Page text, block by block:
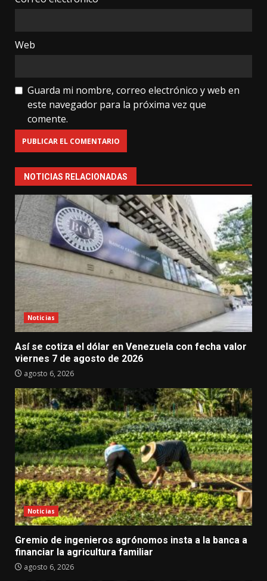
Web
Guarda mi nombre, correo electrónico y web en
este navegador para la próxima vez que
comente.
NOTICIAS RELACIONADAS
Noticias
Así se cotiza el dólar en Venezuela con fecha valor
viernes 7 de agosto de 2026
agosto 6, 2026
Noticias
Gremio de ingenieros agrónomos insta a la banca a
financiar la agricultura familiar
agosto 6, 2026